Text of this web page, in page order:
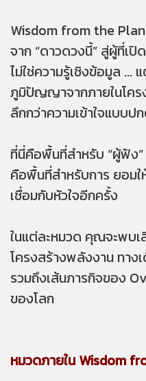
Wisdom from the
จาก “ดาวดวงนี้” สู่ผู้ที่เปิ
ไม่ใช่ความรู้เชิงข้อมูล ...
ภูมิปัญญาจากภายในโคร
ลึกกว่าความเข้าใจแบบป
ที่นี่คือพื้นที่สำหรับ “ผู้ฟัง
คือพื้นที่สำหรับการ ยอม
เชื่อมกับหัวใจอีกครั้ง
ในแต่ละหมวด คุณจะพบ
โครงสร้างพลังงาน ทาง
รวมถึงเส้นภารกิจของ
ของโลก
หมวดภายใน Wisdom